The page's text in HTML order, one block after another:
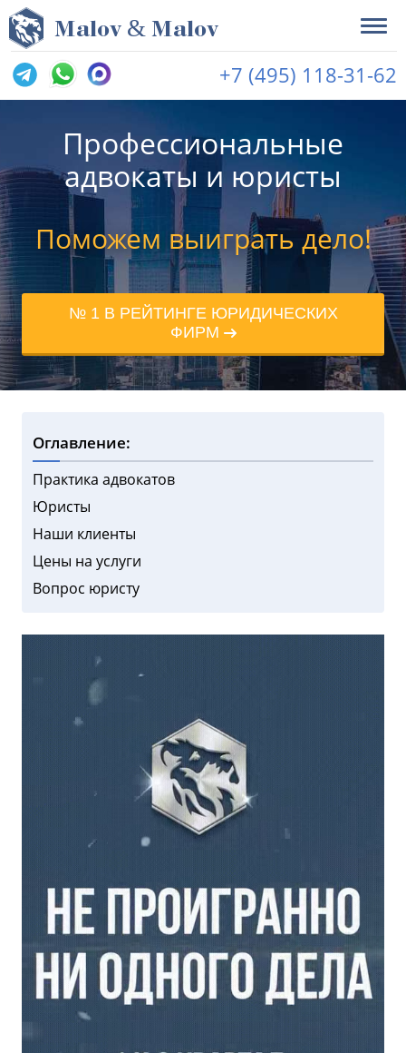
Malov & Malov
+7 (495) 118-31-62
Профессиональные
адвокаты и юристы
Поможем выиграть дело!
№ 1 В РЕЙТИНГЕ ЮРИДИЧЕСКИХ
ФИРМ
Оглавление:
Практика адвокатов
Юристы
Наши клиенты
Цены на услуги
Вопрос юристу